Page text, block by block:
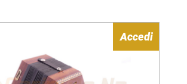
Accedi